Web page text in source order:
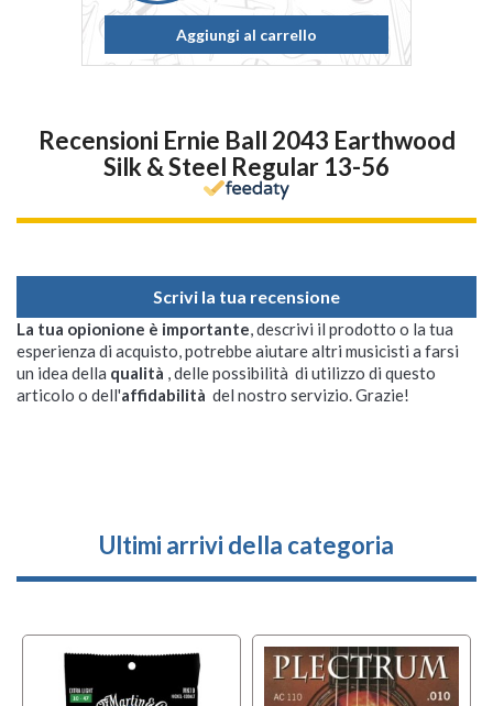
Aggiungi al carrello
Recensioni Ernie Ball 2043 Earthwood
Silk & Steel Regular 13-56
Scrivi la tua recensione
La tua opionione è importante, descrivi il prodotto o la tua
esperienza di acquisto, potrebbe aiutare altri musicisti a farsi
un idea della qualità , delle possibilità di utilizzo di questo
articolo o dell'affidabilità del nostro servizio. Grazie!
Ultimi arrivi della categoria